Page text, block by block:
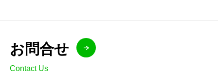
お問合せ
Contact Us